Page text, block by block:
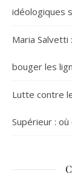
idéologiques
Maria
bouger les
Lutte contre
Supérieur :